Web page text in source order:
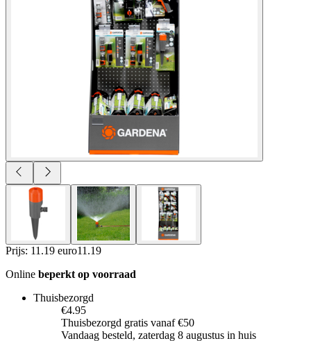
Prijs: 11.19 euro11 .19
Online beperkt op voorraad
Thuisbezorgd
€4.95
Thuisbezorgd gratis vanaf €50
Vandaag besteld, zaterdag 8 augustus in huis